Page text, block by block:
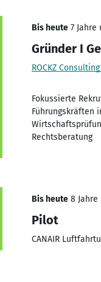
Bis heute 7 Jahre
Gründer I
ROCKZ
Fokussierte
Führungskräften
Rechtsberatung
Bis heute 8 Jahre
Pilot
CANAIR